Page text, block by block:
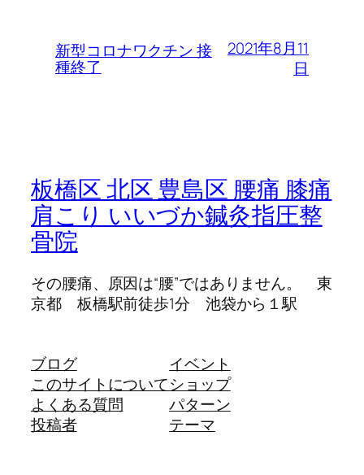
新型コロナワクチン 接
種終了
2021年8月11
日
板橋区 北区 豊島区 腰痛 膝痛
肩こり いいづか鍼灸指圧整
骨院
その腰痛、原因は“腰”ではありません。 東
京都 板橋駅前徒歩1分 池袋から１駅
ブログ
このサイトについて
よくある質問
投稿者
イベント
ショップ
パターン
テーマ